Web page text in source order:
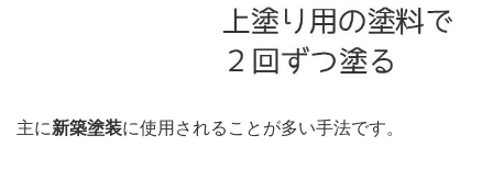
主に新築塗装に使用されることが多い手法です。